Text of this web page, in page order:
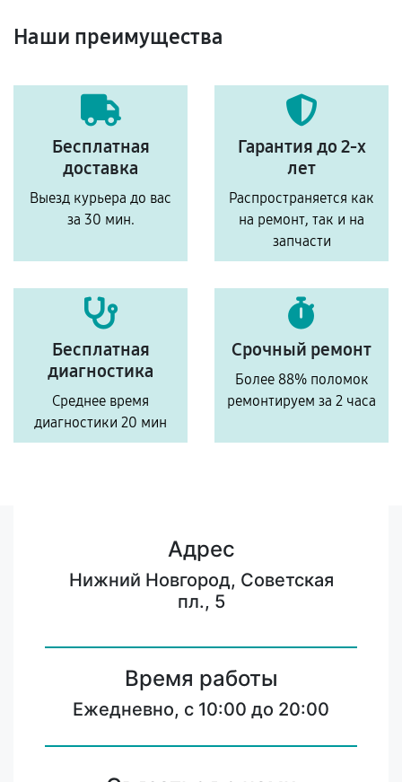
Наши преимущества
Бесплатная
доставка
Выезд курьера до вас
за 30 мин.
Гарантия до 2-х
лет
Распространяется как
на ремонт, так и на
запчасти
Бесплатная
диагностика
Среднее время
диагностики 20 мин
Срочный ремонт
Более 88% поломок
ремонтируем за 2 часа
Адрес
Нижний Новгород, Советская
пл., 5
Время работы
Ежедневно, с 10:00 до 20:00